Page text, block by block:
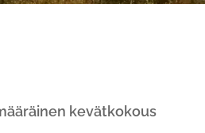
kevätkokous